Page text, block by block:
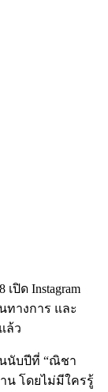
เปิด Instagram
ทางการ และ
ล้ว
นนับปีที่ “ณิชา
น โดยไม่มีใครรู้